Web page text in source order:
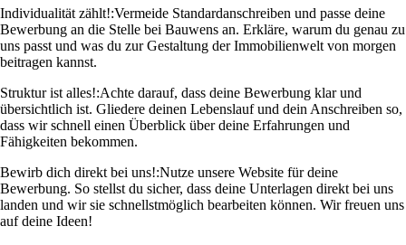
Individualität zählt!:Vermeide Standardanschreiben und passe deine
Bewerbung an die Stelle bei Bauwens an. Erkläre, warum du genau zu
uns passt und was du zur Gestaltung der Immobilienwelt von morgen
beitragen kannst.
Struktur ist alles!:Achte darauf, dass deine Bewerbung klar und
übersichtlich ist. Gliedere deinen Lebenslauf und dein Anschreiben so,
dass wir schnell einen Überblick über deine Erfahrungen und
Fähigkeiten bekommen.
Bewirb dich direkt bei uns!:Nutze unsere Website für deine
Bewerbung. So stellst du sicher, dass deine Unterlagen direkt bei uns
landen und wir sie schnellstmöglich bearbeiten können. Wir freuen uns
auf deine Ideen!